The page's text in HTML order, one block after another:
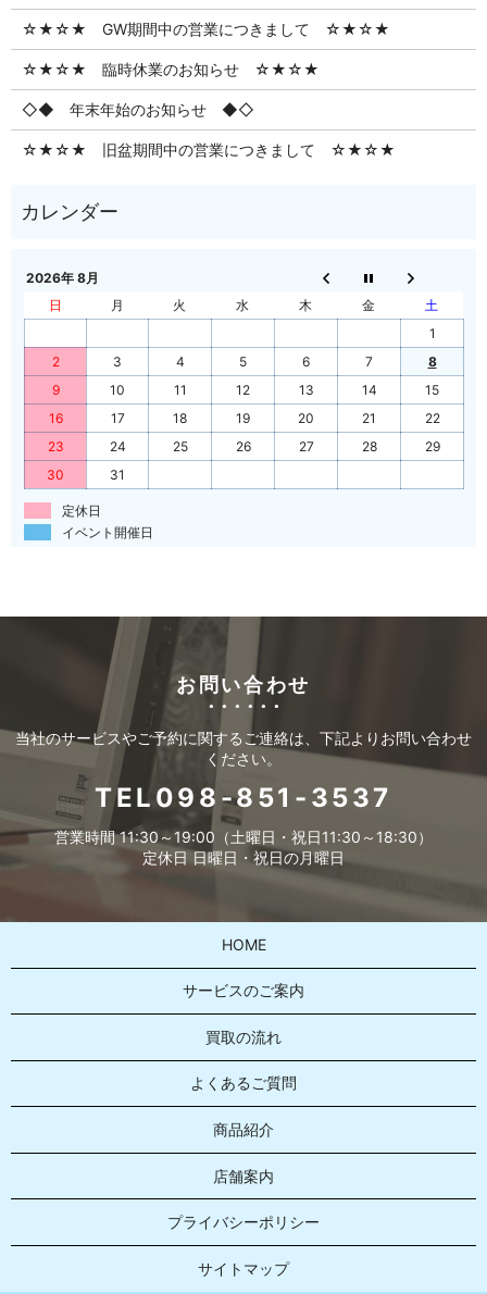
☆★☆★ GW期間中の営業につきまして ☆★☆★
☆★☆★ 臨時休業のお知らせ ☆★☆★
◇◆ 年末年始のお知らせ ◆◇
☆★☆★ 旧盆期間中の営業につきまして ☆★☆★
2026年 8月
日
月 火 水 木 金
土
1
2
3 4 5 6 7
8
9
10 11 12 13 14
15
16
17 18 19 20 21
22
23
24 25 26 27 28
29
30
31
定休日
イベント開催日
お問い合わせ
当社のサービスやご予約に関するご連絡は、下記よりお問い合わせ
ください。
TEL098-851-3537
営業時間 11:30～19:00（土曜日・祝日11:30～18:30）
定休日 日曜日・祝日の月曜日
HOME
サービスのご案内
買取の流れ
よくあるご質問
商品紹介
店舗案内
プライバシーポリシー
サイトマップ